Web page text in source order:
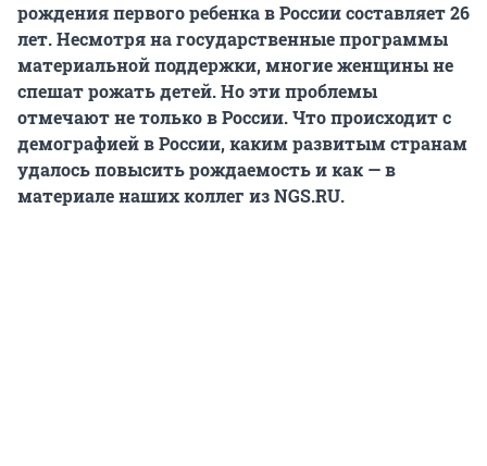
рождения первого ребенка в России составляет 26
лет. Несмотря на государственные программы
материальной поддержки, многие женщины не
спешат рожать детей. Но эти проблемы
отмечают не только в России. Что происходит с
демографией в России, каким развитым странам
удалось повысить рождаемость и как — в
материале наших коллег из NGS.RU.